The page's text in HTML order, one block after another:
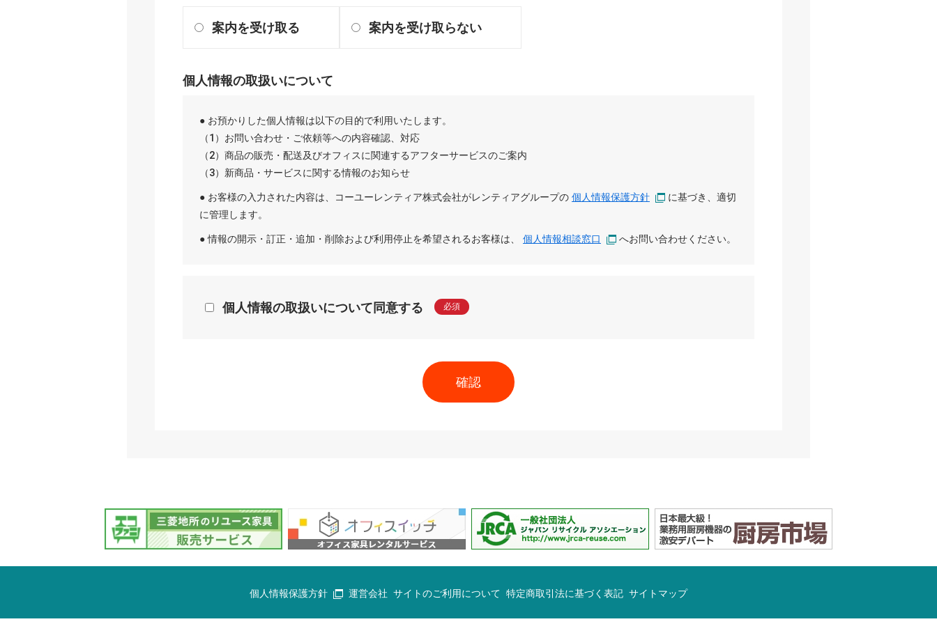
案内を受け取る 案内を受け取らない
個人情報の取扱いについて
● お預かりした個人情報は以下の目的で利用いたします。
（1）お問い合わせ・ご依頼等への内容確認、対応
（2）商品の販売・配送及びオフィスに関連するアフターサービスのご案内
（3）新商品・サービスに関する情報のお知らせ
● お客様の入力された内容は、 コーユーレンティア株式会社がレンティアグループの 個人情報保護方針
に基づき、適切
に管理します。
● 情報の開示・訂正・追加・削除および利用停止を希望されるお客様は、 個人情報相談窓口 へお問い合わせください。
個人情報の取扱いについて同意する 必須
個人情報保護方針 運営会社 サイトのご利用について 特定商取引法に基づく表記 サイトマップ